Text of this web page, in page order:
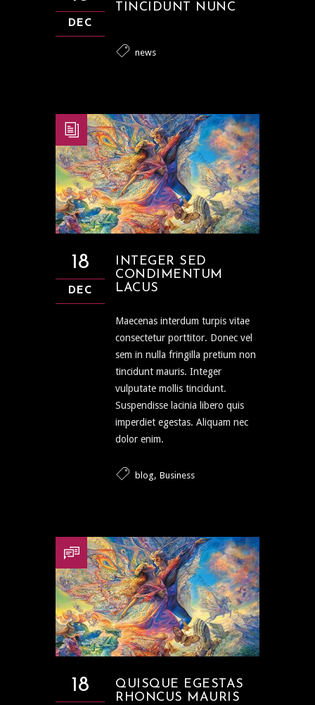
DEC
TINCIDUNT NUNC
news
18
DEC
INTEGER SED
CONDIMENTUM
LACUS
Maecenas interdum turpis vitae
consectetur porttitor. Donec vel
sem in nulla fringilla pretium non
tincidunt mauris. Integer
vulputate mollis tincidunt.
Suspendisse lacinia libero quis
imperdiet egestas. Aliquam nec
dolor enim.
blog, Business
18
QUISQUE EGESTAS
RHONCUS MAURIS